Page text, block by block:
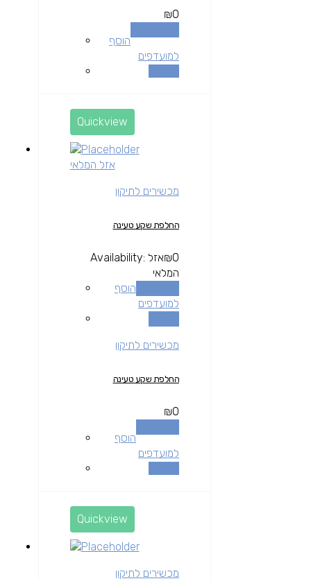
₪0
הוסף
למועדפים
Quickview
אזל המלאי
מכשירים לתיקון
החלפת שקע טעינה
₪0
Availability: אזל
המלאי
הוסף
למועדפים
מכשירים לתיקון
החלפת שקע טעינה
₪0
הוסף
למועדפים
Quickview
מכשירים לתיקון